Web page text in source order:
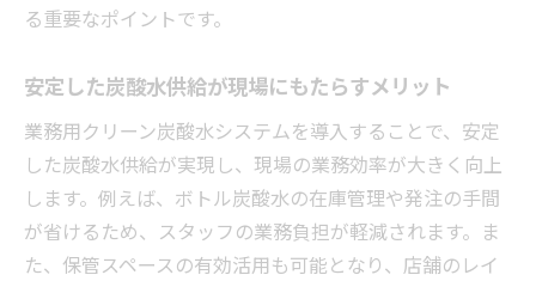
る重要なポイントです。
安定した炭酸水供給が現場にもたらすメリット
業務用クリーン炭酸水システムを導入することで、安定
した炭酸水供給が実現し、現場の業務効率が大きく向上
します。例えば、ボトル炭酸水の在庫管理や発注の手間
が省けるため、スタッフの業務負担が軽減されます。ま
た、保管スペースの有効活用も可能となり、店舗のレイ